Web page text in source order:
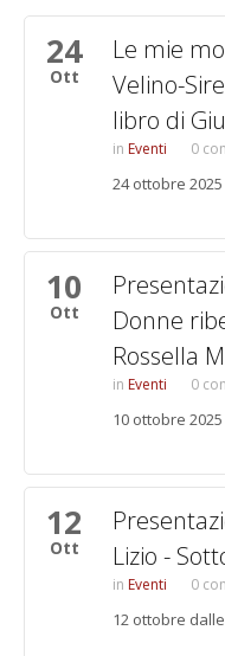
24
Ott
Le mie
Velino-
libro di
Eventi 0
24 ottobre
10
Ott
Donne
Rossella
Eventi 0
10 ottobre
12
Ott
Lizio -
Eventi 0
12 ottobre